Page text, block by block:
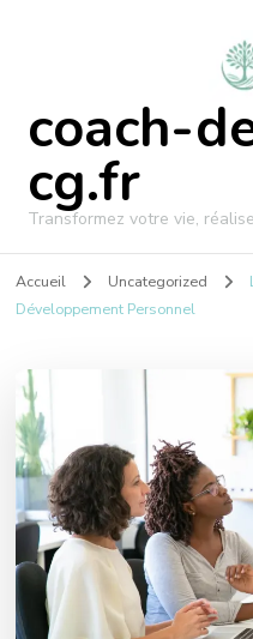
coach-
cg.fr
Transformez votre vie,
Accueil Uncategorized
Développement Personnel